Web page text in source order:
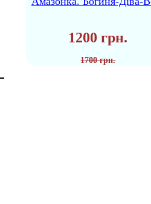
1200 грн.
1700 грн.